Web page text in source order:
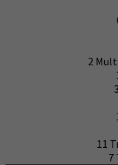
2
11
7